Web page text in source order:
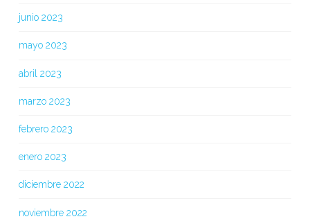
junio 2023
mayo 2023
abril 2023
marzo 2023
febrero 2023
enero 2023
diciembre 2022
noviembre 2022